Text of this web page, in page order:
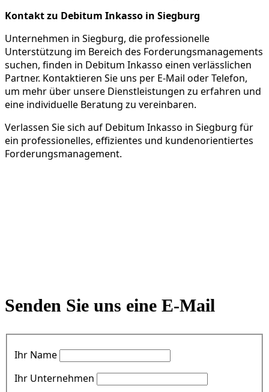
Kontakt zu Debitum Inkasso in Siegburg
Unternehmen in Siegburg, die professionelle
Unterstützung im Bereich des Forderungsmanagements
suchen, finden in Debitum Inkasso einen verlässlichen
Partner. Kontaktieren Sie uns per E-Mail oder Telefon,
um mehr über unsere Dienstleistungen zu erfahren und
eine individuelle Beratung zu vereinbaren.
Verlassen Sie sich auf Debitum Inkasso in Siegburg für
ein professionelles, effizientes und kundenorientiertes
Forderungsmanagement.
Senden Sie uns eine E-Mail
Ihr Name
Ihr Unternehmen